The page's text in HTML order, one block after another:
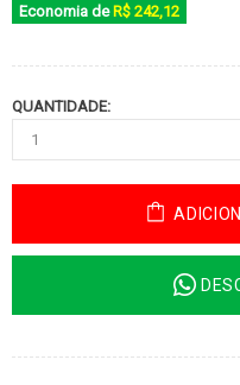
Economia de R$ 242,12
QUANTIDADE: